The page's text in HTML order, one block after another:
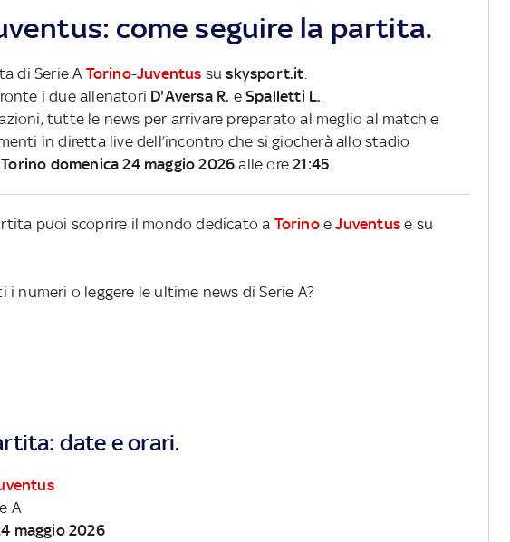
come seguire la partita.
di Serie A Torino-Juventus suskysport.it
i due allenatori D'Aversa R. eSpalletti L.
tutte le news per arrivare preparato al meglio al match e
in diretta live dell’incontro che si giocherà allo stadio
domenica 24 maggio 2026 alle ore21:45
puoi scoprire il mondo dedicato a TorinoeJuventus e su
numeri o leggere le ultime news di Serie A?
date e orari.
A
maggio 2026